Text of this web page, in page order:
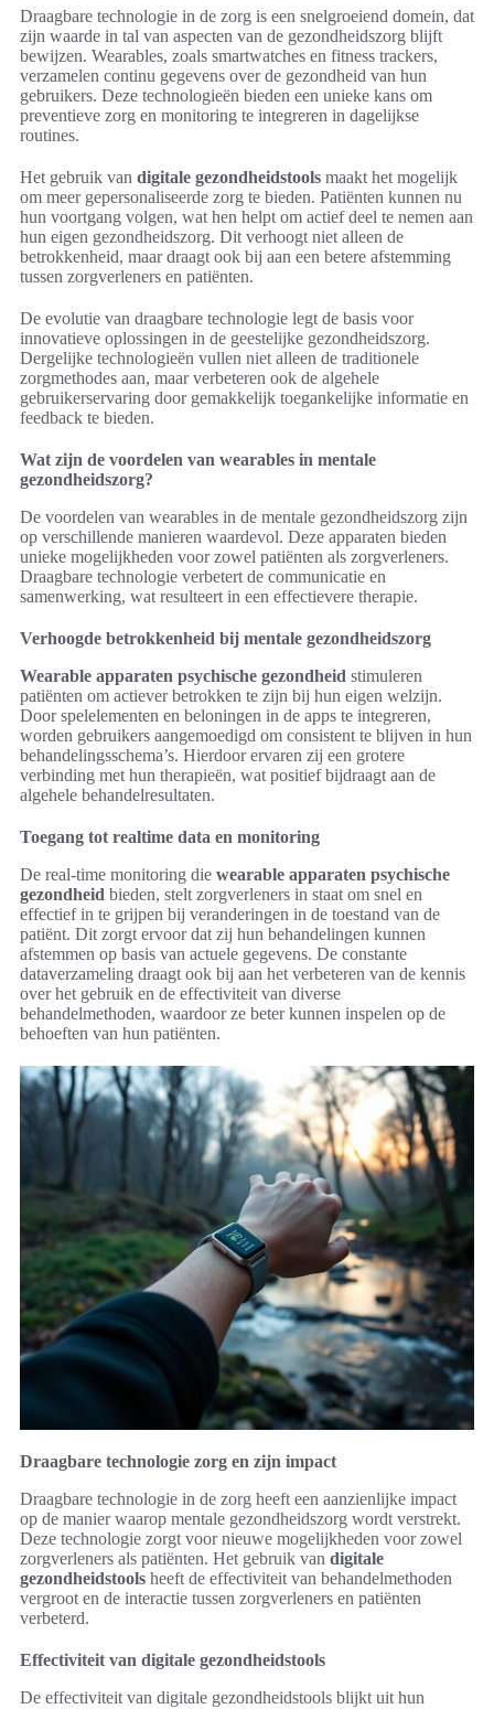
Draagbare technologie in de zorg is een snelgroeiend domein, dat
zijn waarde in tal van aspecten van de gezondheidszorg blijft
bewijzen. Wearables, zoals smartwatches en fitness trackers,
verzamelen continu gegevens over de gezondheid van hun
gebruikers. Deze technologieën bieden een unieke kans om
preventieve zorg en monitoring te integreren in dagelijkse
routines.
Het gebruik van digitale gezondheidstools maakt het mogelijk
om meer gepersonaliseerde zorg te bieden. Patiënten kunnen nu
hun voortgang volgen, wat hen helpt om actief deel te nemen aan
hun eigen gezondheidszorg. Dit verhoogt niet alleen de
betrokkenheid, maar draagt ook bij aan een betere afstemming
tussen zorgverleners en patiënten.
De evolutie van draagbare technologie legt de basis voor
innovatieve oplossingen in de geestelijke gezondheidszorg.
Dergelijke technologieën vullen niet alleen de traditionele
zorgmethodes aan, maar verbeteren ook de algehele
gebruikerservaring door gemakkelijk toegankelijke informatie en
feedback te bieden.
Wat zijn de voordelen van wearables in mentale
gezondheidszorg?
De voordelen van wearables in de mentale gezondheidszorg zijn
op verschillende manieren waardevol. Deze apparaten bieden
unieke mogelijkheden voor zowel patiënten als zorgverleners.
Draagbare technologie verbetert de communicatie en
samenwerking, wat resulteert in een effectievere therapie.
Verhoogde betrokkenheid bij mentale gezondheidszorg
Wearable apparaten psychische gezondheid stimuleren
patiënten om actiever betrokken te zijn bij hun eigen welzijn.
Door spelelementen en beloningen in de apps te integreren,
worden gebruikers aangemoedigd om consistent te blijven in hun
behandelingsschema’s. Hierdoor ervaren zij een grotere
verbinding met hun therapieën, wat positief bijdraagt aan de
algehele behandelresultaten.
Toegang tot realtime data en monitoring
De real-time monitoring die wearable apparaten psychische
gezondheid bieden, stelt zorgverleners in staat om snel en
effectief in te grijpen bij veranderingen in de toestand van de
patiënt. Dit zorgt ervoor dat zij hun behandelingen kunnen
afstemmen op basis van actuele gegevens. De constante
dataverzameling draagt ook bij aan het verbeteren van de kennis
over het gebruik en de effectiviteit van diverse
behandelmethoden, waardoor ze beter kunnen inspelen op de
behoeften van hun patiënten.
Draagbare technologie zorg en zijn impact
Draagbare technologie in de zorg heeft een aanzienlijke impact
op de manier waarop mentale gezondheidszorg wordt verstrekt.
Deze technologie zorgt voor nieuwe mogelijkheden voor zowel
zorgverleners als patiënten. Het gebruik van digitale
gezondheidstools heeft de effectiviteit van behandelmethoden
vergroot en de interactie tussen zorgverleners en patiënten
verbeterd.
Effectiviteit van digitale gezondheidstools
De effectiviteit van digitale gezondheidstools blijkt uit hun